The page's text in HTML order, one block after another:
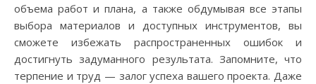
объема работ и плана, а также обдумывая все этапы
выбора материалов и доступных инструментов, вы
сможете избежать распространенных ошибок и
достигнуть задуманного результата. Запомните, что
терпение и труд — залог успеха вашего проекта. Даже